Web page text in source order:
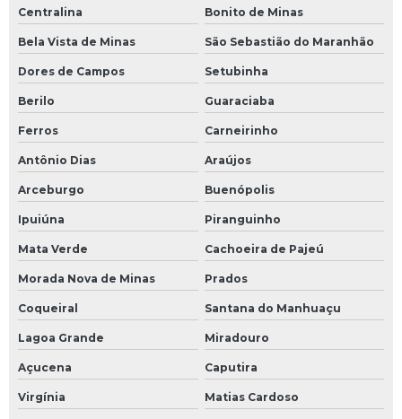
Centralina Bonito de Minas
Bela Vista de Minas São Sebastião do Maranhão
Dores de Campos Setubinha
Berilo Guaraciaba
Ferros Carneirinho
Antônio Dias Araújos
Arceburgo Buenópolis
Ipuiúna Piranguinho
Mata Verde Cachoeira de Pajeú
Morada Nova de Minas Prados
Coqueiral Santana do Manhuaçu
Lagoa Grande Miradouro
Açucena Caputira
Virgínia Matias Cardoso